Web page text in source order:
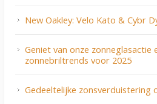
New Oakley: Velo Kato & Cybr
Geniet van onze zonneglasactie
zonnebriltrends voor 2025
Gedeeltelijke zonsverduistering